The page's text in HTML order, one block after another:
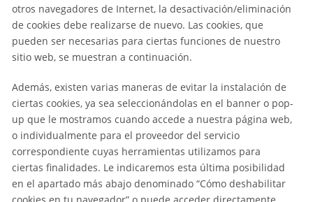
otros navegadores de Internet, la desactivación/eliminación
de cookies debe realizarse de nuevo. Las cookies, que
pueden ser necesarias para ciertas funciones de nuestro
sitio web, se muestran a continuación.
Además, existen varias maneras de evitar la instalación de
ciertas cookies, ya sea seleccionándolas en el banner o pop-
up que le mostramos cuando accede a nuestra página web,
o individualmente para el proveedor del servicio
correspondiente cuyas herramientas utilizamos para
ciertas finalidades. Le indicaremos esta última posibilidad
en el apartado más abajo denominado “Cómo deshabilitar
cookies en tu navegador” o puede acceder directamente